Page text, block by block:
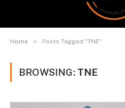
Home » Posts Tagged "TNE"
BROWSING: TNE